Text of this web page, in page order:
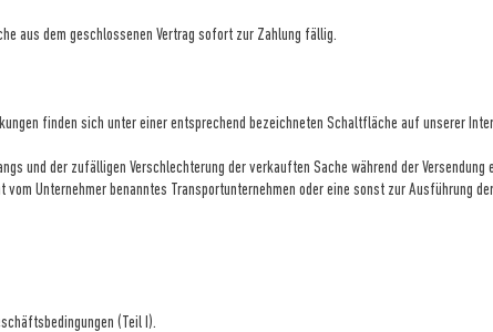
aus dem geschlossenen Vertrag sofort zur Zahlung fällig.
finden sich unter einer entsprechend bezeichneten Schaltfläche auf unserer
und der zufälligen Verschlechterung der verkauften Sache während der Versendung
Unternehmer benanntes Transportunternehmen oder eine sonst zur Ausführung
(Teil I).